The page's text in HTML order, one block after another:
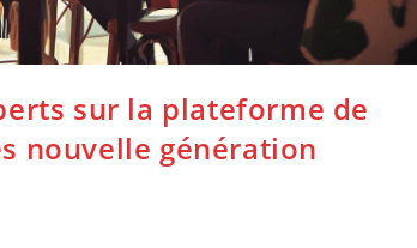
sur la plateforme de
nouvelle génération